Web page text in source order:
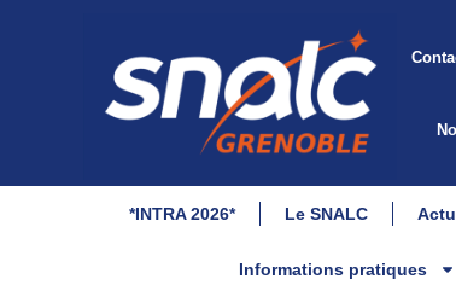
*INTRA 2026* Le SNALC
Informations pratiques